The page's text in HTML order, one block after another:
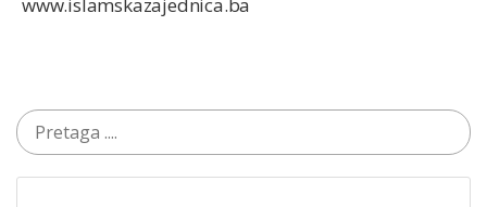
www.islamskazajednica.ba